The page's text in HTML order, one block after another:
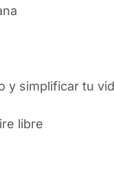
y simplificar tu
libre